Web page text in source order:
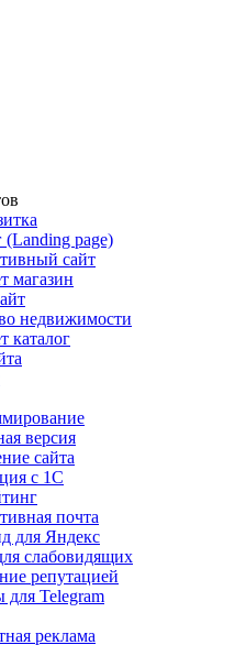
page)
сайт
магазин
недвижимости
каталог
версия
сайта
с 1С
почта
для Яндекс
слабовидящих
репутацией
для Telegram
реклама